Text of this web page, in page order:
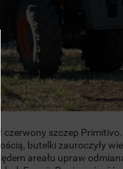
szczep
butelki zauroczyły
areału upraw